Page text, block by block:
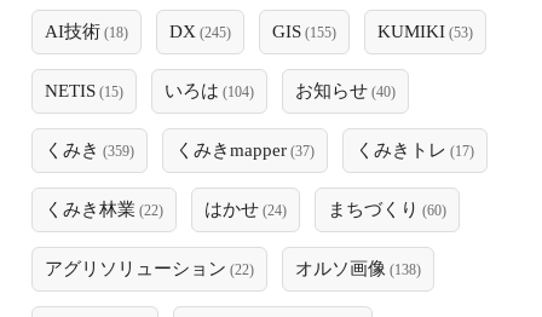
AI技術 (18) DX (245) GIS (155) KUMIKI (53)
NETIS (15) いろは (104) お知らせ (40)
くみき (359) くみきmapper (37) くみきトレ (17)
くみき林業 (22) はかせ (24) まちづくり (60)
アグリソリューション (22) オルソ画像 (138)